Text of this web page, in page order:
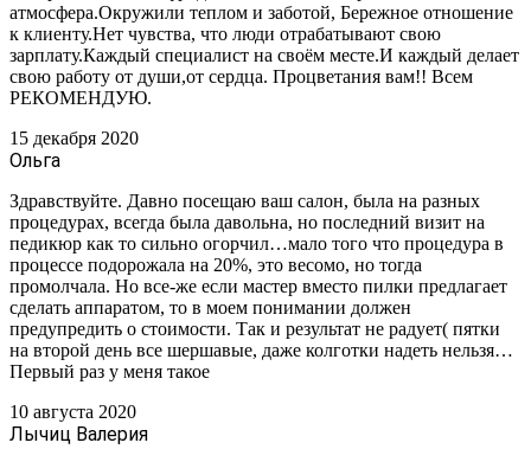
атмосфера.Окружили теплом и заботой, Бережное отношение
к клиенту.Нет чувства, что люди отрабатывают свою
зарплату.Каждый специалист на своём месте.И каждый делает
свою работу от души,от сердца. Процветания вам!! Всем
РЕКОМЕНДУЮ.
15 декабря 2020
Ольга
Здравствуйте. Давно посещаю ваш салон, была на разных
процедурах, всегда была давольна, но последний визит на
педикюр как то сильно огорчил…мало того что процедура в
процессе подорожала на 20%, это весомо, но тогда
промолчала. Но все-же если мастер вместо пилки предлагает
сделать аппаратом, то в моем понимании должен
предупредить о стоимости. Так и результат не радует( пятки
на второй день все шершавые, даже колготки надеть нельзя…
Первый раз у меня такое
10 августа 2020
Лычиц Валерия